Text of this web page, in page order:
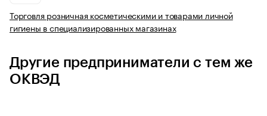
Торговля розничная косметическими и товарами личной
гигиены в специализированных магазинах
Другие предприниматели с тем же
ОКВЭД